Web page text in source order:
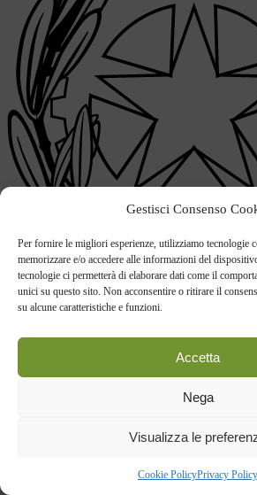
Gestisci Consenso
Per fornire le migliori esperienze, utilizziamo tecnologie
memorizzare e/o accedere alle informazioni del
tecnologie ci permetterà di elaborare dati come il
unici su questo sito. Non acconsentire o ritirare il
su alcune caratteristiche e funzioni.
Accetta
Nega
Visualizza le
Cookie PolicyPrivacy Policy
Istituto Comprensivo